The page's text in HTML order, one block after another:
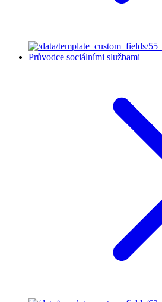
Průvodce sociálními službami